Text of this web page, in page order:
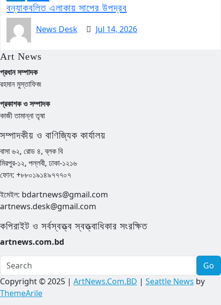
বন্যাকবলিত এলাকায় সাপের উপদ্রব
News Desk
Jul 14, 2026
Art News
প্রধান সম্পাদক
রহমান মুস্তাফিজ
প্রকাশক ও সম্পাদক
কাজী তামান্না তৃষা
সম্পাদকীয় ও বাণিজ্যিক কার্যালয়
বাসা ৬২, রোড ৪, ব্লক বি
মিরপুর-১২, পল্লবী, ঢাকা-১২১৬
ফোন: +৮৮০১৯১৪৯৭৭৭০৭
ইমেইল: bdartnews@gmail.com
artnews.desk@gmail.com
কপিরাইট ও সর্বস্বত্ত্ব স্বত্ত্বাধিকার সংরক্ষিত
artnews.com.bd
Go
Copyright © 2025 | ArtNews.Com.BD | Seattle News by
ThemeArile